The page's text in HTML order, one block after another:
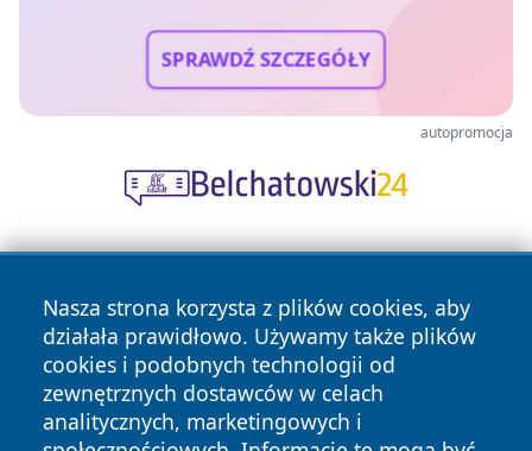
SPRAWDŹ SZCZEGÓŁY
autopromocja
Nasza strona korzysta z plików cookies, aby
działała prawidłowo. Używamy także plików
cookies i podobnych technologii od
zewnętrznych dostawców w celach
analitycznych, marketingowych i
Copyright © 2026 bedzinski24.pl Wszystkie prawa
zastrzeżone.